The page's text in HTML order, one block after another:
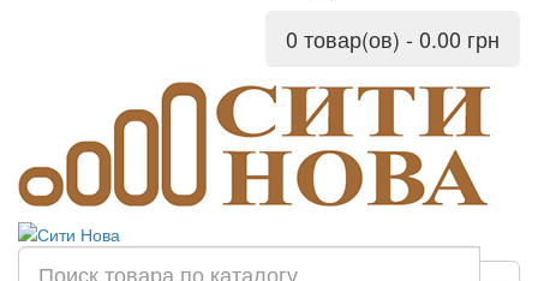
0 товар(ов) - 0.00 грн